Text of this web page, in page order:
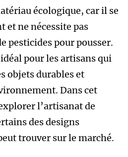
écologique, car il se
et ne nécessite pas
pesticides pour pousser.
pour les artisans qui
objets durables et
Dans cet
l’artisanat de
des designs
trouver sur le marché.